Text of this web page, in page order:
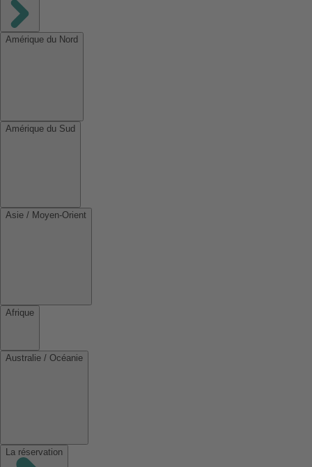
Amérique du Nord
Amérique du Sud
Asie / Moyen-Orient
Afrique
Australie / Océanie
La réservation